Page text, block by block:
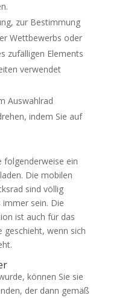
zur Bestimmung
Wettbewerbs oder
zufälligen Elements
verwendet
Auswahlrad
indem Sie auf
folgenderweise ein
Die mobilen
sind völlig
sein. Die
ist auch für das
geschieht, wenn sich
können Sie sie
der dann gemäß